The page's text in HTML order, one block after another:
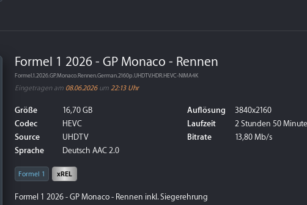
Formel 1 2026 - GP Monaco - Rennen
Formel.1.2026.GP.Monaco.Rennen.German.2160p.UHDTV.HDR.HEVC-NIMA4K
Eingetragen am 08.06.2026um 22:13 Uhr
Größe
16,70 GB
Codec
HEVC
Source
UHDTV
Sprache
Deutsch AAC 2.0
Auflösung
3840x2160
Laufzeit
2 Stunden 50
Bitrate
13,80 Mb/s
Formel 1 xREL
Formel 1 2026 - GP Monaco - Rennen inkl. Siegerehrung